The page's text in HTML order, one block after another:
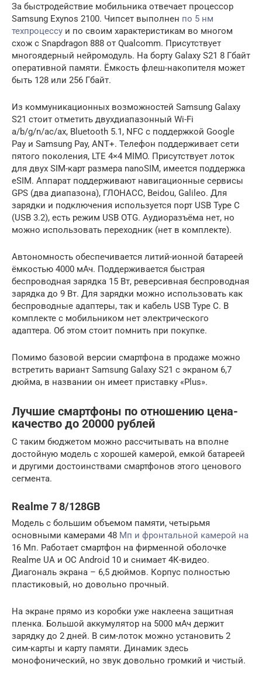
За быстродействие мобильника отвечает процессор
Samsung Exynos 2100. Чипсет выполнен по 5 нм
техпроцессу и по своим характеристикам во многом
схож с Snapdragon 888 от Qualcomm. Присутствует
многоядерный нейромодуль. На борту Galaxy S21 8 Гбайт
оперативной памяти. Ёмкость флеш-накопителя может
быть 128 или 256 Гбайт.
Из коммуникационных возможностей Samsung Galaxy
S21 стоит отметить двухдиапазонный Wi-Fi
a/b/g/n/ac/ax, Bluetooth 5.1, NFC с поддержкой Google
Pay и Samsung Pay, ANT+. Телефон поддерживает сети
пятого поколения, LTE 4×4 MIMO. Присутствует лоток
для двух SIM-карт размера nanoSIM, имеется поддержка
eSIM. Аппарат поддерживают навигационные сервисы
GPS (два диапазона), ГЛОНАСС, Beidou, Galileo. Для
зарядки и подключения используется порт USB Type C
(USB 3.2), есть режим USB OTG. Аудиоразъёма нет, но
можно использовать переходник (нет в комплекте).
Автономность обеспечивается литий-ионной батареей
ёмкостью 4000 мАч. Поддерживается быстрая
беспроводная зарядка 15 Вт, реверсивная беспроводная
зарядка до 9 Вт. Для зарядки можно использовать как
беспроводные адаптеры, так и кабель USB Type C. В
комплекте с мобильником нет электрического
адаптера. Об этом стоит помнить при покупке.
Помимо базовой версии смартфона в продаже можно
встретить вариант Samsung Galaxy S21 с экраном 6,7
дюйма, в названии он имеет приставку «Plus».
Лучшие смартфоны по отношению цена-
качество до 20000 рублей
С таким бюджетом можно рассчитывать на вполне
достойную модель с хорошей камерой, емкой батареей
и другими достоинствами смартфонов этого ценового
сегмента.
Realme 7 8/128GB
Модель с большим объемом памяти, четырьмя
основными камерами 48 Мп и фронтальной камерой на
16 Мп. Работает смартфон на фирменной оболочке
Realme UA и ОС Android 10 и снимает 4К-видео.
Диагональ экрана – 6,5 дюймов. Корпус полностью
пластиковый, но довольно прочный.
На экране прямо из коробки уже наклеена защитная
пленка. Большой аккумулятор на 5000 мАч держит
зарядку до 2 дней. В сим-лоток можно установить 2
сим-карты и карту памяти. Динамик здесь
монофонический, но звук довольно громкий и чистый.